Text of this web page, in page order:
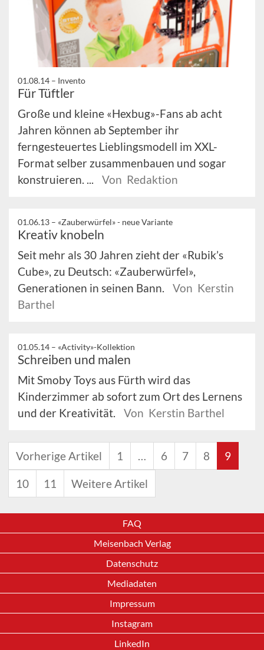
01.08.14 – Invento
Für Tüftler
Große und kleine «Hexbug»-Fans ab acht
Jahren können ab September ihr
ferngesteuertes Lieblingsmodell im XXL-
Format selber zusammenbauen und sogar
konstruieren. ...
Von Redaktion
01.06.13 – «Zauberwürfel» - neue Variante
Kreativ knobeln
Seit mehr als 30 Jahren zieht der «Rubik’s
Cube», zu Deutsch: «Zauberwürfel»,
Generationen in seinen Bann.
Von Kerstin
Barthel
01.05.14 – «Activity»-Kollektion
Schreiben und malen
Mit Smoby Toys aus Fürth wird das
Kinderzimmer ab sofort zum Ort des Lernens
und der Kreativität.
Von Kerstin Barthel
Vorherige Artikel 1 … 6 7 8 9
10 11 Weitere Artikel
FAQ
Meisenbach Verlag
Datenschutz
Mediadaten
Impressum
Instagram
LinkedIn